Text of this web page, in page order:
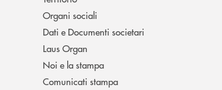
Organi sociali
Dati e Documenti societari
Laus Organ
Noi e la stampa
Comunicati stampa